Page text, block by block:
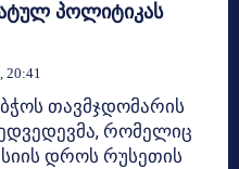
პოლიტიკას
20:41
თავმჯდომარის
რომელიც
დროს რუსეთის